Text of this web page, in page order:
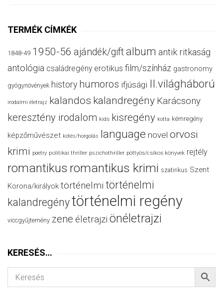
TERMÉK CÍMKÉK
1848-49 1950-56 ajándék/giftalbum antik ritkaság
antológia családregény erotikus film/színház gastronomy
gyógynövények history humoros ifjúsági II.világháború
irodalmi életrajz kalandos kalandregény Karácsony
keresztény irodalom kids kisregény kotta kémregény
képzőművészet kötés/horgolás language novel orvosi
krimi poetry politikai thriller pszichothriller pöttyös/csíkos könyvek rejtély
romantikus romantikus krimi szatirikus Szent
Korona/királyok történelmi történelmi
kalandregénytörténelmi regény
viccgyűjtemény zene életrajzi önéletrajzi
KERESÉS…